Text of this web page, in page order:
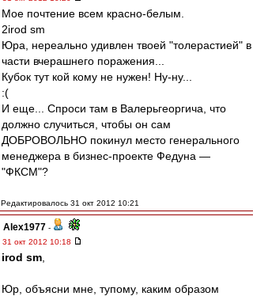
Мое почтение всем красно-белым.
2irod sm
Юра, нереально удивлен твоей "толерастией" в
части вчерашнего поражения...
Кубок тут кой кому не нужен! Ну-ну...
:(
И еще... Спроси там в Валерьгеоргича, что
должно случиться, чтобы он сам
ДОБРОВОЛЬНО покинул место генерального
менеджера в бизнес-проекте Федуна —
"ФКСМ"?
Редактировалось 31 окт 2012 10:21
Alex1977 -
31 окт 2012 10:18
irod sm
Юр, объясни мне, тупому, каким образом